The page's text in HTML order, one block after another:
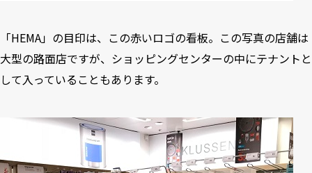
「HEMA」の目印は、この赤いロゴの看板。この写真の店舗は
大型の路面店ですが、ショッピングセンターの中にテナントと
して入っていることもあります。